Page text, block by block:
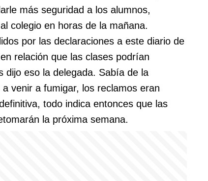
más seguridad a los alumnos,
colegio en horas de la mañana.
por las declaraciones a este diario de
relación que las clases podrían
dijo eso la delegada. Sabía de la
venir a fumigar, los reclamos eran
todo indica entonces que las
la próxima semana.